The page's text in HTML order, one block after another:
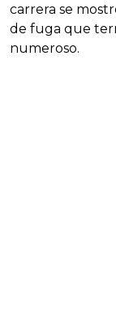
carrera se
de fuga que
numeroso.